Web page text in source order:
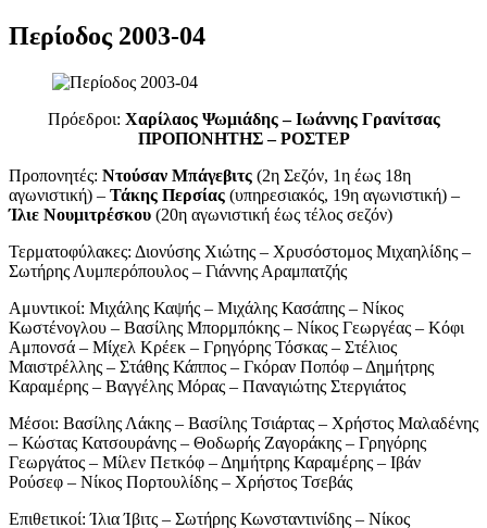
Περίοδος 2003-04
Πρόεδροι: Χαρίλαος Ψωμιάδης – Ιωάννης Γρανίτσας
ΠΡΟΠΟΝΗΤΗΣ – ΡΟΣΤΕΡ
Προπονητές: Ντούσαν Μπάγεβιτς (2η Σεζόν, 1η έως 18η
αγωνιστική) – Τάκης Περσίας (υπηρεσιακός, 19η αγωνιστική) –
Ίλιε Νουμιτρέσκου (20η αγωνιστική έως τέλος σεζόν)
Τερματοφύλακες: Διονύσης Χιώτης – Χρυσόστομος Μιχαηλίδης –
Σωτήρης Λυμπερόπουλος – Γιάννης Αραμπατζής
Αμυντικοί: Μιχάλης Καψής – Μιχάλης Κασάπης – Νίκος
Κωστένογλου – Βασίλης Μπορμπόκης – Νίκος Γεωργέας – Κόφι
Αμπονσά – Μίχελ Κρέεκ – Γρηγόρης Τόσκας – Στέλιος
Μαιστρέλλης – Στάθης Κάππος – Γκόραν Ποπόφ – Δημήτρης
Καραμέρης – Βαγγέλης Μόρας – Παναγιώτης Στεργιάτος
Μέσοι: Βασίλης Λάκης – Βασίλης Τσιάρτας – Χρήστος Μαλαδένης
– Κώστας Κατσουράνης – Θοδωρής Ζαγοράκης – Γρηγόρης
Γεωργάτος – Μίλεν Πετκόφ – Δημήτρης Καραμέρης – Ιβάν
Ρούσεφ – Νίκος Πορτουλίδης – Χρήστος Τσεβάς
Επιθετικοί: Ίλια Ίβιτς – Σωτήρης Κωνσταντινίδης – Νίκος